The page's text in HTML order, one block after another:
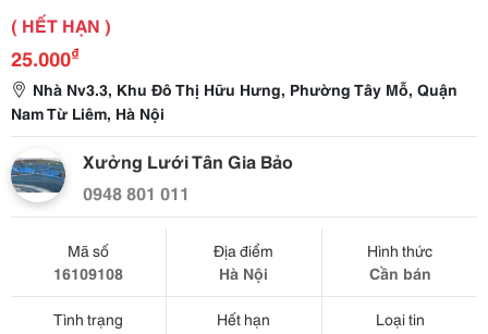
( HẾT HẠN )
25.000₫
Nhà Nv3.3, Khu Đô Thị Hữu Hưng, Phường Tây Mỗ, Quận
Nam Từ Liêm, Hà Nội
Xưởng Lưới Tân Gia Bảo
0948 801 011
Mã số
16109108
Địa điểm
Hà Nội
Hình thức
Cần bán
Tình trạng
Hết hạn
Loại tin